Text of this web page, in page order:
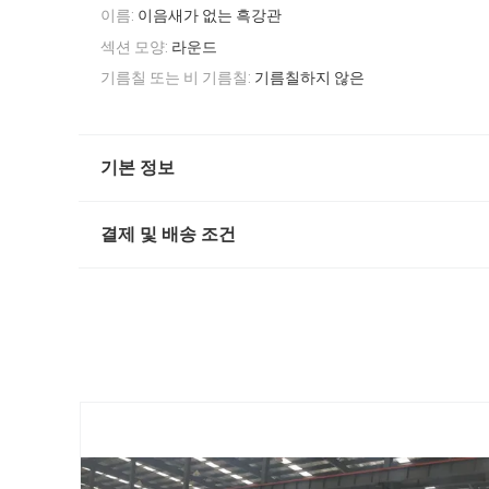
이름: 이음새가 없는 흑강관
섹션 모양: 라운드
기름칠 또는 비 기름칠: 기름칠하지 않은
기본 정보
결제 및 배송 조건